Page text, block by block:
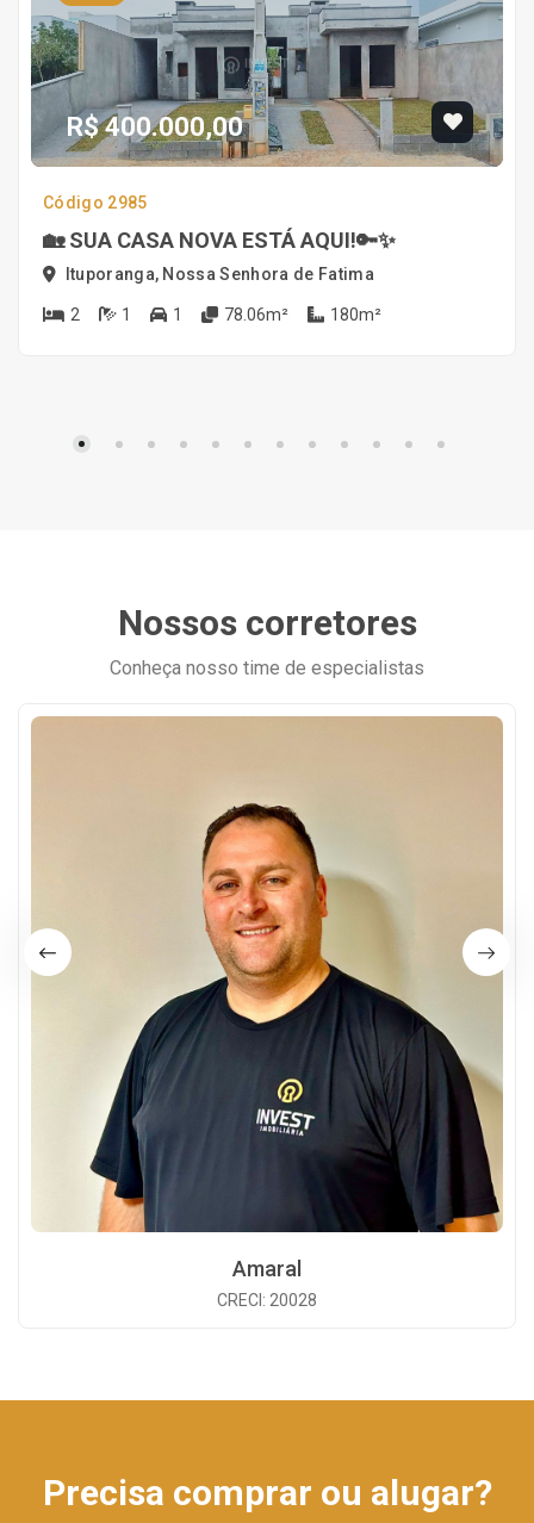
R$ 400.000,00
Código 2985
🏡 SUA CASA NOVA ESTÁ AQUI!🔑✨
Ituporanga, Nossa Senhora de Fatima
2 1 1 78.06m² 180m²
Nossos corretores
Conheça nosso time de especialistas
Amaral
CRECI: 20028
Precisa comprar ou alugar?